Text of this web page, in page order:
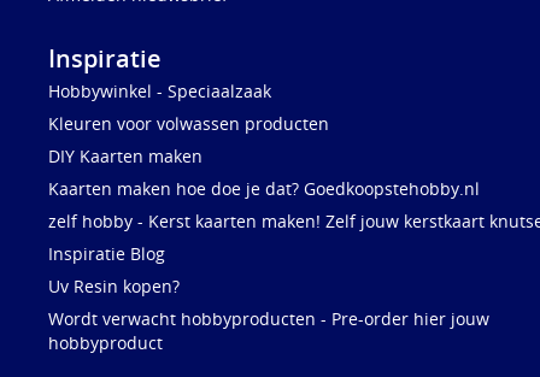
Inspiratie
Hobbywinkel - Speciaalzaak
Kleuren voor volwassen producten
DIY Kaarten maken
Kaarten maken hoe doe je dat? Goedkoopstehobby.nl
zelf hobby - Kerst kaarten maken! Zelf jouw kerstkaart
Inspiratie Blog
Uv Resin kopen?
Wordt verwacht hobbyproducten - Pre-order hier jouw
hobbyproduct